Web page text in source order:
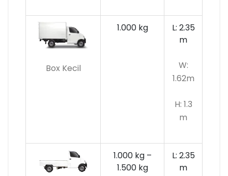
Box Kecil
1.000 kg
L: 2.35
m
W:
1.62m
H: 1.3
m
1.000 kg –
1.500 kg
L: 2.35
m